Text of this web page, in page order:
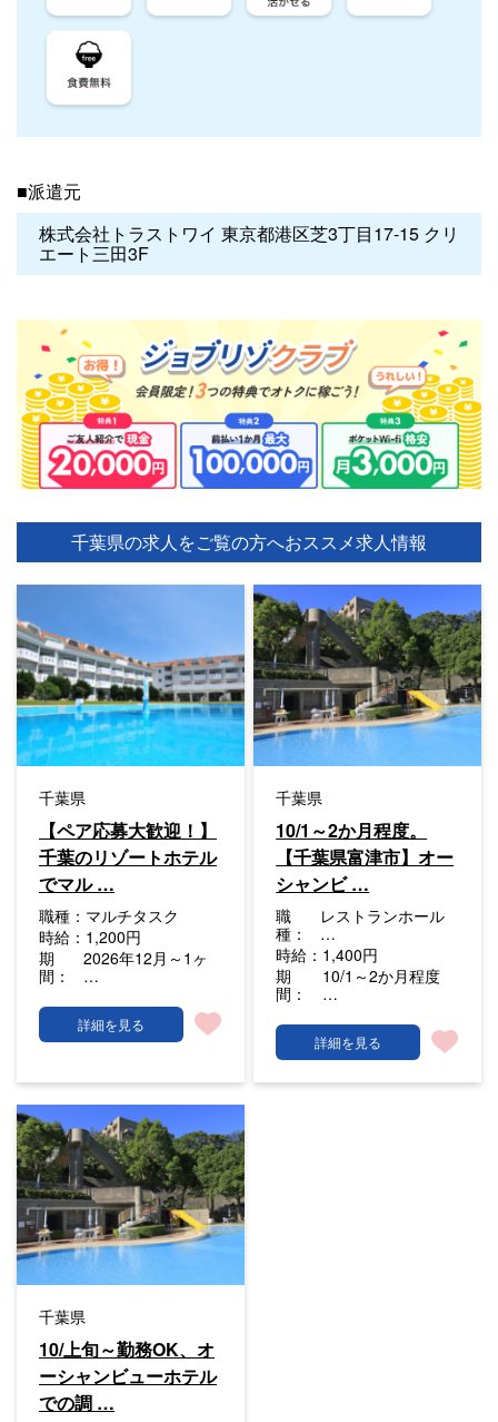
■派遣元
株式会社トラストワイ 東京都港区芝3丁目17-15 クリ
エート三田3F
千葉県の求人をご覧の方へおススメ求人情報
千葉県
【ペア応募大歓迎！】
千葉のリゾートホテル
でマル …
職種： マルチタスク
時給： 1,200円
期
間：
2026年12月～1ヶ
…
詳細を見る
千葉県
10/1～2か月程度。
【千葉県富津市】オー
シャンビ …
職
種：
レストランホール
…
時給： 1,400円
期
間：
10/1～2か月程度
…
詳細を見る
千葉県
10/上旬～勤務OK、オ
ーシャンビューホテル
での調 …